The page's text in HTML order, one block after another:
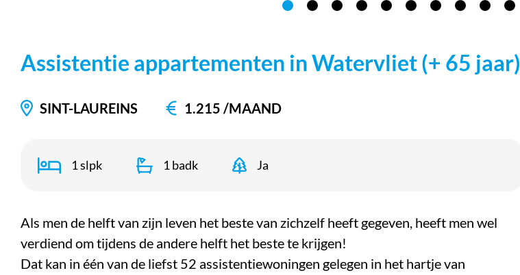
Assistentie appartementen in Watervliet (+ 65 jaar)
SINT-LAUREINS 1.215 /MAAND
1 slpk 1 badk Ja
Als men de helft van zijn leven het beste van zichzelf heeft gegeven, heeft men wel
verdiend om tijdens de andere helft het beste te krijgen!
Dat kan in één van de liefst 52 assistentiewoningen gelegen in het hartje van